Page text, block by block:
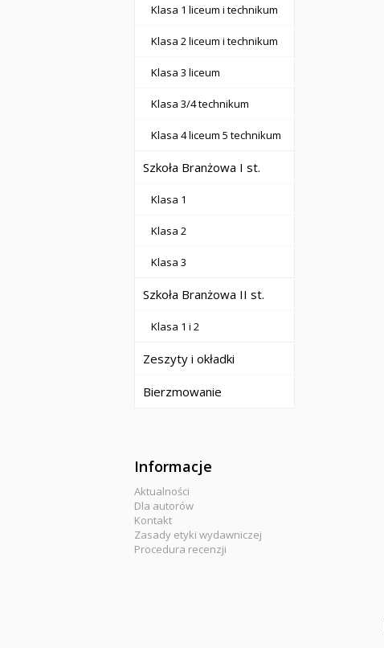
Klasa 1 liceum i technikum
Klasa 2 liceum i technikum
Klasa 3 liceum
Klasa 3/4 technikum
Klasa 4 liceum 5 technikum
Szkoła Branżowa I st.
Klasa 1
Klasa 2
Klasa 3
Szkoła Branżowa II st.
Klasa 1 i 2
Zeszyty i okładki
Bierzmowanie
Informacje
Aktualności
Dla autorów
Kontakt
Zasady etyki wydawniczej
Procedura recenzji